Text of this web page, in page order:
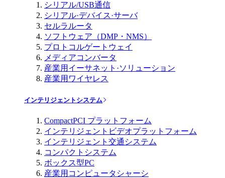
シリアル/USB通信
シリアル·デバイス·サーバ
セルラルータ
ソフトウェア（DMP・NMS）
プロトコルゲートウェイ
メディアコンバータ
産業用イーサネット·ソリューション
産業用ワイヤレス
インテリジェントシステム
CompactPCI プラットフォーム
インテリジェントビデオプラットフォーム
インテリジェント交通システム
コンパクトシステム
ボックス型PC
産業用コンピュータシャーシ